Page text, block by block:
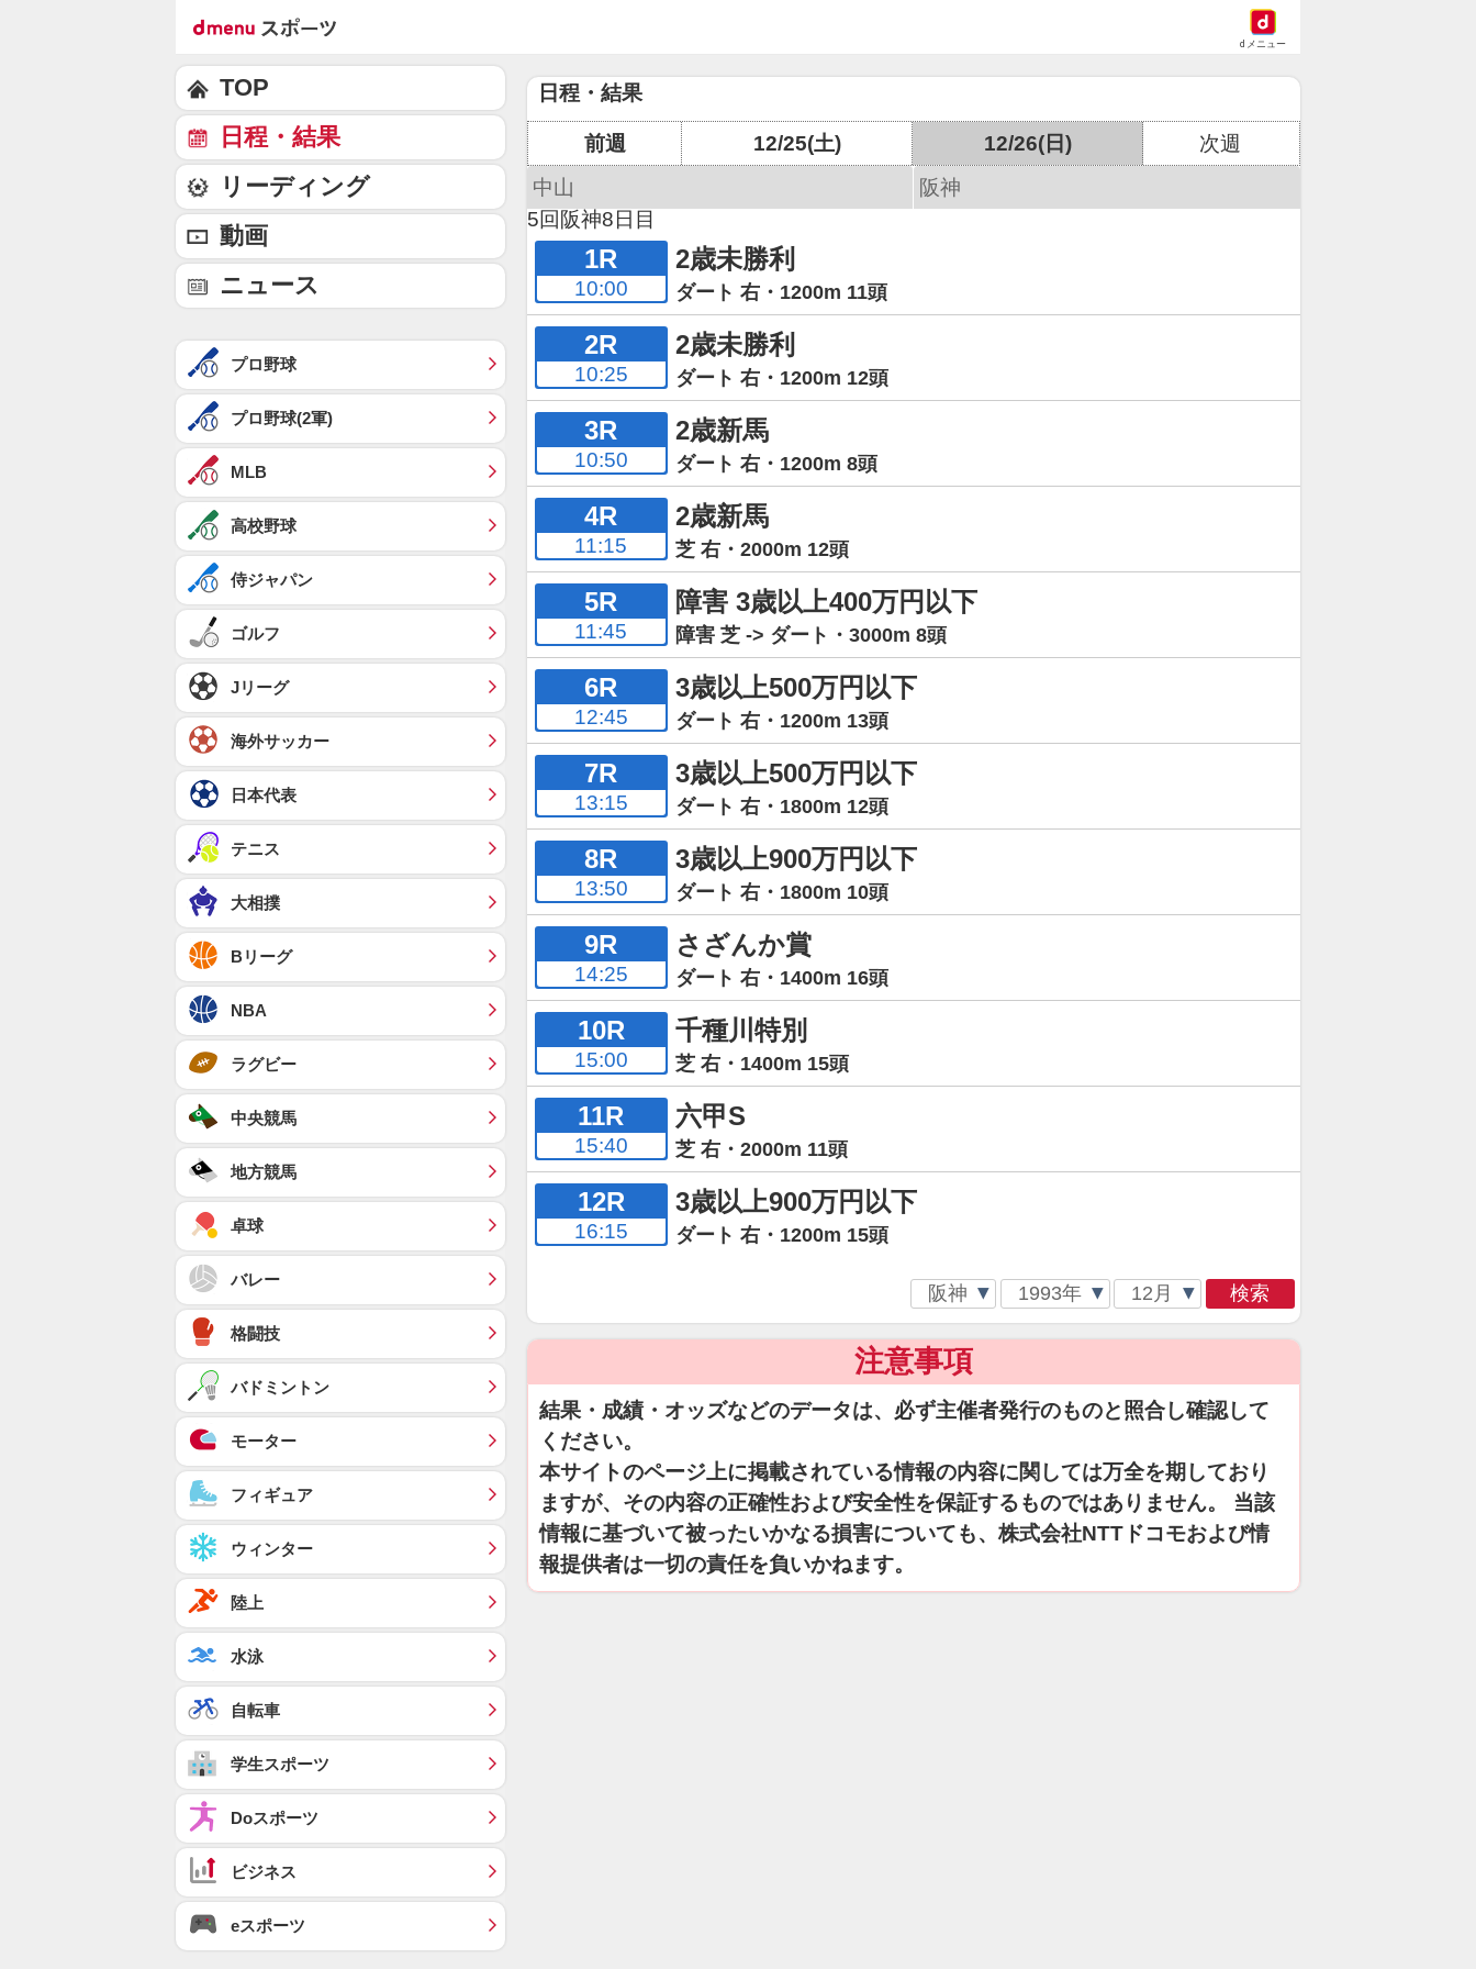
dメニュー
日程・結果
前週 12/25(土) 12/26(日)
次週
中山
阪神
5回阪神8日目
1R
10:00
2歳未勝利
ダート 右・1200m 11頭
2R
10:25
2歳未勝利
ダート 右・1200m 12頭
3R
10:50
2歳新馬
ダート 右・1200m 8頭
4R
11:15
2歳新馬
芝 右・2000m 12頭
5R
11:45
障害 3歳以上400万円以下
障害 芝 -> ダート・3000m 8頭
6R
12:45
3歳以上500万円以下
ダート 右・1200m 13頭
7R
13:15
3歳以上500万円以下
ダート 右・1800m 12頭
8R
13:50
3歳以上900万円以下
ダート 右・1800m 10頭
9R
14:25
さざんか賞
ダート 右・1400m 16頭
10R
15:00
千種川特別
芝 右・1400m 15頭
11R
15:40
六甲S
芝 右・2000m 11頭
12R
16:15
3歳以上900万円以下
ダート 右・1200m 15頭
検索
注意事項
結果・成績・オッズなどのデータは、必ず主催者発行のものと照合し確認して
ください。
本サイトのページ上に掲載されている情報の内容に関しては万全を期しており
ますが、その内容の正確性および安全性を保証するものではありません。 当該
情報に基づいて被ったいかなる損害についても、株式会社NTTドコモおよび情
報提供者は一切の責任を負いかねます。
TOP
日程・結果
リーディング
動画
ニュース
プロ野球
プロ野球(2軍)
MLB
高校野球
侍ジャパン
ゴルフ
Jリーグ
海外サッカー
日本代表
テニス
大相撲
Bリーグ
NBA
ラグビー
中央競馬
地方競馬
卓球
バレー
格闘技
バドミントン
モーター
フィギュア
ウィンター
陸上
水泳
自転車
学生スポーツ
Doスポーツ
ビジネス
eスポーツ